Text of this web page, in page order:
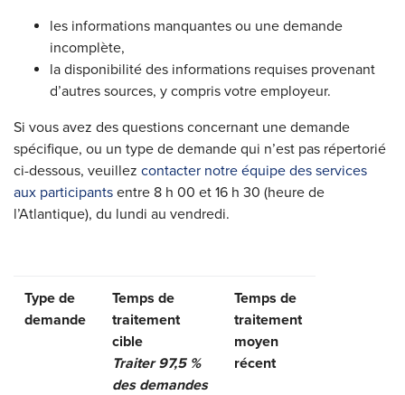
les informations manquantes ou une demande
incomplète,
la disponibilité des informations requises provenant
d’autres sources, y compris votre employeur.
Si vous avez des questions concernant une demande
spécifique, ou un type de demande qui n’est pas répertorié
ci-dessous, veuillez contacter notre équipe des services
aux participants entre 8 h 00 et 16 h 30 (heure de
l’Atlantique), du lundi au vendredi.
Type de
demande
Temps de
traitement
cible
Traiter 97,5 %
des demandes
Temps de
traitement
moyen
récent